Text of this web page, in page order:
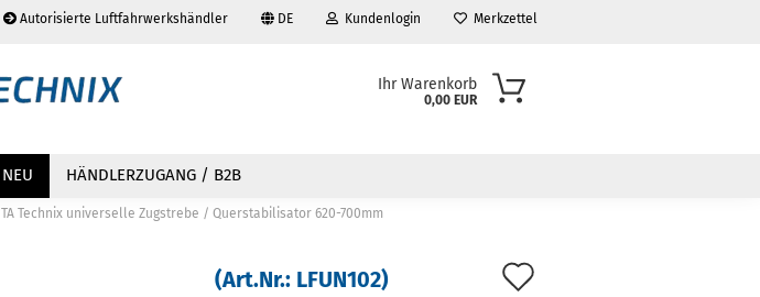
Autorisierte Luftfahrwerkshändler DE
Sprache auswählen
Kundenlogin Merkzettel
Ihr Warenkorb
0,00 EUR
NEU HÄNDLERZUGANG / B2B
TA Technix universelle Zugstrebe / Querstabilisator 620-700mm
(Art.Nr.: LFUN102)